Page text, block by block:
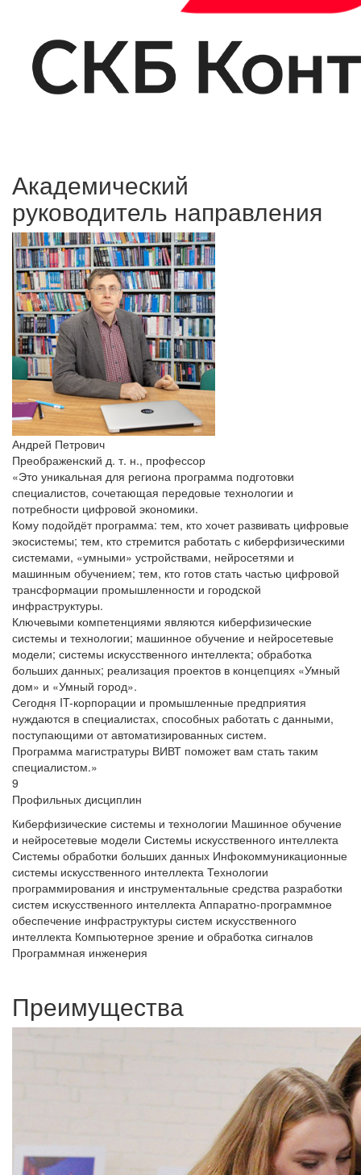
Академический
руководитель направления
Андрей Петрович
Преображенский д. т. н., профессор
«Это уникальная для региона программа подготовки
специалистов, сочетающая передовые технологии и
потребности цифровой экономики.
Кому подойдёт программа: тем, кто хочет развивать цифровые
экосистемы; тем, кто стремится работать с киберфизическими
системами, «умными» устройствами, нейросетями и
машинным обучением; тем, кто готов стать частью цифровой
трансформации промышленности и городской
инфраструктуры.
Ключевыми компетенциями являются киберфизические
системы и технологии; машинное обучение и нейросетевые
модели; системы искусственного интеллекта; обработка
больших данных; реализация проектов в концепциях «Умный
дом» и «Умный город».
Сегодня IT-корпорации и промышленные предприятия
нуждаются в специалистах, способных работать с данными,
поступающими от автоматизированных систем.
Программа магистратуры ВИВТ поможет вам стать таким
специалистом.»
9
Профильных дисциплин
Киберфизические системы и технологии Машинное обучение
и нейросетевые модели Системы искусственного интеллекта
Системы обработки больших данных Инфокоммуникационные
системы искусственного интеллекта Технологии
программирования и инструментальные средства разработки
систем искусственного интеллекта Аппаратно-программное
обеспечение инфраструктуры систем искусственного
интеллекта Компьютерное зрение и обработка сигналов
Программная инженерия
Преимущества